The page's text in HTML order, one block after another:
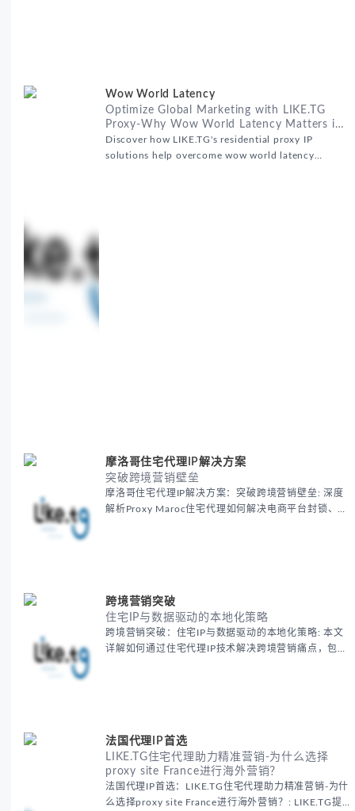
Wow World Latency
Optimize Global Marketing with LIKE.TG
Proxy-Why Wow World Latency Matters in
Global Marketing
Discover how LIKE.TG's residential proxy IP
solutions help overcome wow world latency
摩洛哥住宅代理IP解决方案
突破跨境营销壁垒
摩洛哥住宅代理IP解决方案：突破跨境营销壁垒: 深度
解析Proxy Maroc住宅代理如何解决电商平台封锁、社
跨境营销突破
住宅IP与数据驱动的本地化策略
跨境营销突破：住宅IP与数据驱动的本地化策略: 本文
详解如何通过住宅代理IP技术解决跨境营销痛点，包括
法国代理IP首选
LIKE.TG住宅代理助力精准营销-为什么选择
proxy site France进行海外营销？
法国代理IP首选：LIKE.TG住宅代理助力精准营销-为什
么选择proxy site France进行海外营销？: LIKE.TG提